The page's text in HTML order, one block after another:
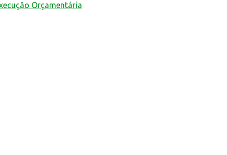
Orçamentária